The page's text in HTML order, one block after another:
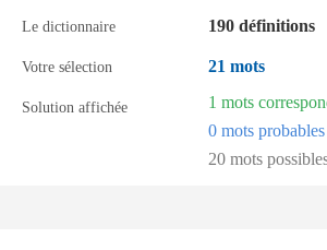
Le dictionnaire 190 définitions
Votre sélection 21 mots
Solution affichée
1 mots
0 mots probables
20 mots